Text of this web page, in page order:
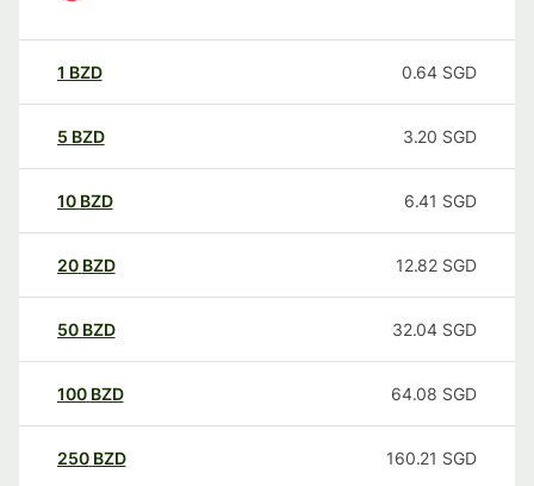
1 BZD 0.64 SGD
5 BZD 3.20 SGD
10 BZD 6.41 SGD
20 BZD 12.82 SGD
50 BZD 32.04 SGD
100 BZD 64.08 SGD
250 BZD 160.21 SGD